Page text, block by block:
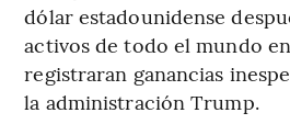
dólar estadounidense
activos de todo el mundo
registraran ganancias
la administración Trump.